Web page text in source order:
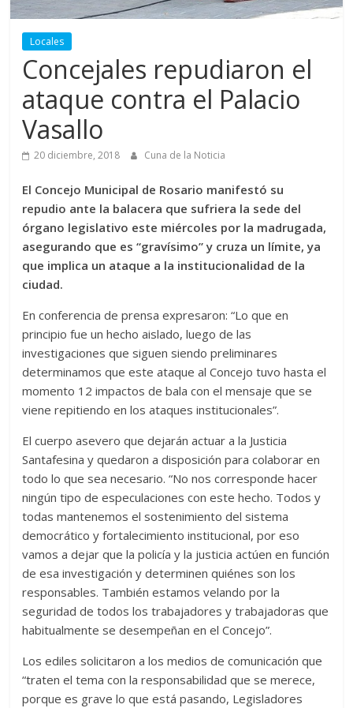
Locales
Concejales repudiaron el
ataque contra el Palacio
Vasallo
20 diciembre, 2018 Cuna de la Noticia
El Concejo Municipal de Rosario manifestó su
repudio ante la balacera que sufriera la sede del
órgano legislativo este miércoles por la madrugada,
asegurando que es “gravísimo” y cruza un límite, ya
que implica un ataque a la institucionalidad de la
ciudad.
En conferencia de prensa expresaron: “Lo que en
principio fue un hecho aislado, luego de las
investigaciones que siguen siendo preliminares
determinamos que este ataque al Concejo tuvo hasta el
momento 12 impactos de bala con el mensaje que se
viene repitiendo en los ataques institucionales”.
El cuerpo asevero que dejarán actuar a la Justicia
Santafesina y quedaron a disposición para colaborar en
todo lo que sea necesario. “No nos corresponde hacer
ningún tipo de especulaciones con este hecho. Todos y
todas mantenemos el sostenimiento del sistema
democrático y fortalecimiento institucional, por eso
vamos a dejar que la policía y la justicia actúen en función
de esa investigación y determinen quiénes son los
responsables. También estamos velando por la
seguridad de todos los trabajadores y trabajadoras que
habitualmente se desempeñan en el Concejo”.
Los ediles solicitaron a los medios de comunicación que
“traten el tema con la responsabilidad que se merece,
porque es grave lo que está pasando, Legisladores